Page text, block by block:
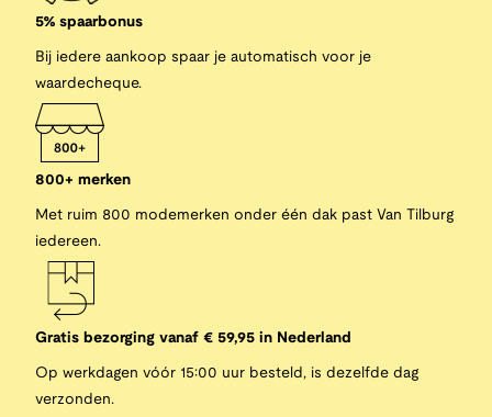
5% spaarbonus
Bij iedere aankoop spaar je automatisch voor je
waardecheque.
800+ merken
Met ruim 800 modemerken onder één dak past Van Tilburg
iedereen.
Gratis bezorging vanaf € 59,95 in Nederland
Op werkdagen vóór 15:00 uur besteld, is dezelfde dag
verzonden.